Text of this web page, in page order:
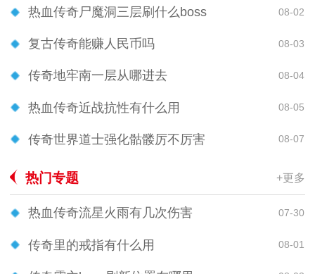
热血传奇尸魔洞三层刷什么boss 08-02
复古传奇能赚人民币吗 08-03
传奇地牢南一层从哪进去 08-04
热血传奇近战抗性有什么用 08-05
传奇世界道士强化骷髅厉不厉害 08-07
热门专题 +更多
热血传奇流星火雨有几次伤害 07-30
传奇里的戒指有什么用 08-01